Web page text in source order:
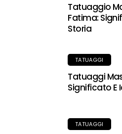
Tatuaggio
Fatima:
Storia
TATUAGGI
Tatuaggi
Significato E
TATUAGGI